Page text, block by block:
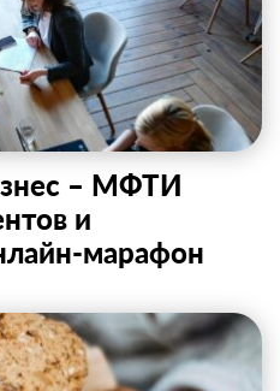
– МФТИ
и
марафон